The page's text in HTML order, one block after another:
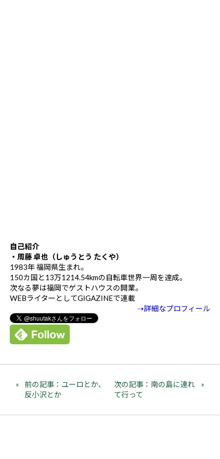
自己紹介
・周藤 卓也（しゅうとう たくや）
1983年 福岡県生まれ。
150カ国と13万1214.54kmの自転車世界一周を達成。
次なる夢は福岡でゲストハウスの開業。
WEBライターとしてGIGAZINEで連載
⇢詳細なプロフィール
前の記事：ユーロとか、
反小沢とか
次の記事：南の島に連れ
て行って